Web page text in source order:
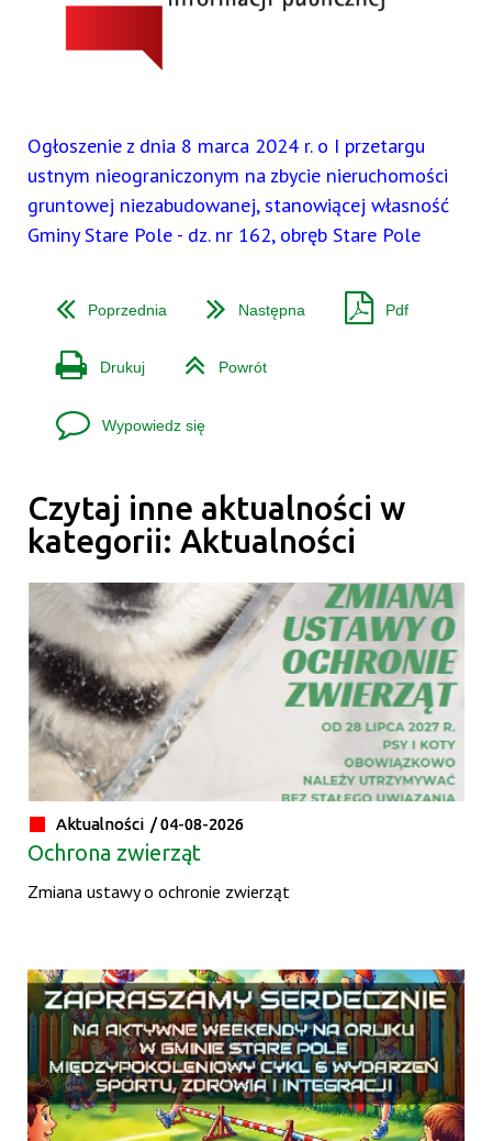
Ogłoszenie z dnia 8 marca 2024 r. o I przetargu
ustnym nieograniczonym na zbycie nieruchomości
gruntowej niezabudowanej, stanowiącej własność
Gminy Stare Pole - dz. nr 162, obręb Stare Pole
Poprzednia Następna Pdf
Drukuj Powrót
Wypowiedz się
Czytaj inne aktualności w
kategorii: Aktualności
Aktualności /04-08-2026
Ochrona zwierząt
Zmiana ustawy o ochronie zwierząt